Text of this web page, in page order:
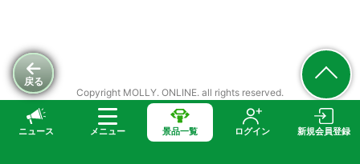
ニュース メニュー 景品一覧 ログイン 新規会員登録
戻る
Copyright MOLLY. ONLINE. all rights reserved.